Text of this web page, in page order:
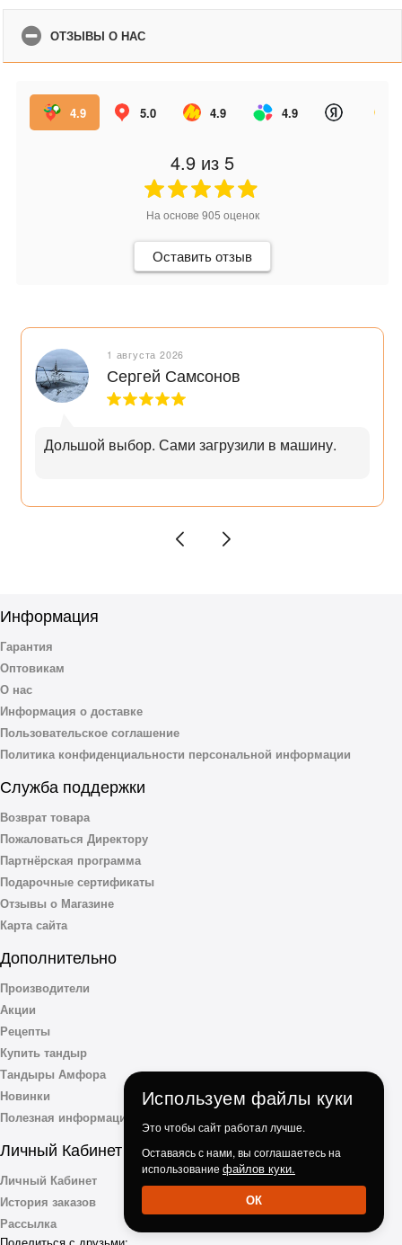
ОТЗЫВЫ О НАС
4.9 5.0 4.9 4.9
4.9 из 5
На основе 905 оценок
Оставить отзыв
1 августа 2026
Сергей Самсонов
Дольшой выбор. Сами загрузили в машину.
Информация
Гарантия
Оптовикам
О нас
Информация о доставке
Пользовательское соглашение
Политика конфиденциальности персональной информации
Служба поддержки
Возврат товара
Пожаловаться Директору
Партнёрская программа
Подарочные сертификаты
Отзывы о Магазине
Карта сайта
Дополнительно
Производители
Акции
Рецепты
Купить тандыр
Тандыры Амфора
Новинки
Полезная информация
Личный Кабинет
Личный Кабинет
История заказов
Рассылка
Используем файлы куки
Это чтобы сайт работал лучше.
Оставаясь с нами, вы соглашаетесь на
использование файлов куки.
ОК